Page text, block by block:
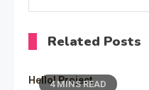
Related Posts
4 MINS READ
Hello! Project